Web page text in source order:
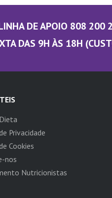
DE APOIO 808 200
DAS 9H ÀS 18H
Privacidade
Cookies
nos
Nutricionistas